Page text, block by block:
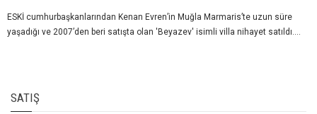
ESKİ cumhurbaşkanlarından Kenan Evren’in Muğla Marmaris’te uzun süre
yaşadığı ve 2007’den beri satışta olan 'Beyazev' isimli villa nihayet satıldı....
SATIŞ